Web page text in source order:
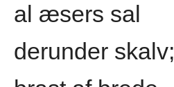
al æsers sal
derunder skalv;